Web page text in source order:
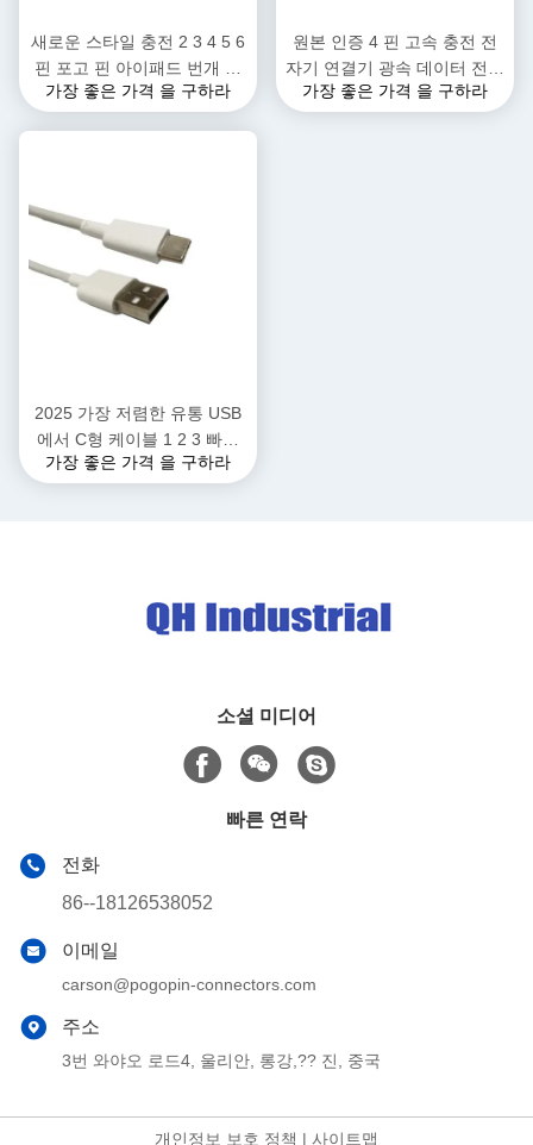
새로운 스타일 충전 2 3 4 5 6
핀 포고 핀 아이패드 번개 자
기 충전 케이블 남성 여성 포
가장 좋은 가격 을 구하라
원본 인증 4 핀 고속 충전 전
자기 연결기 광속 데이터 전송
충전 케이블 충전 아이폰 기기
가장 좋은 가격 을 구하라
2025 가장 저렴한 유통 USB
에서 C형 케이블 1 2 3 빠른
충전 USB에서 USB C형 케이
가장 좋은 가격 을 구하라
소셜 미디어
빠른 연락
전화
86--18126538052
이메일
carson@pogopin-connectors.com
주소
3번 와야오 로드4, 울리안, 롱강,?? 진, 중국
개인정보 보호 정책 | 사이트맵